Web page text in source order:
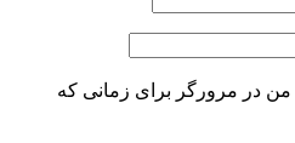
من در مرورگر برای زمانی که